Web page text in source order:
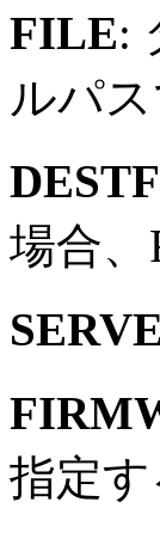
FILE:
ルパ
場合
指定す